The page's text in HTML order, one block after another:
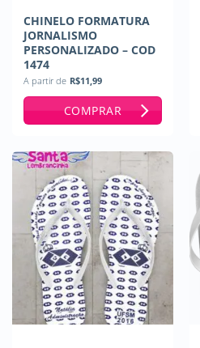
CHINELO FORMATURA
JORNALISMO
PERSONALIZADO – COD
1474
A partir de R$11,99
COMPRAR